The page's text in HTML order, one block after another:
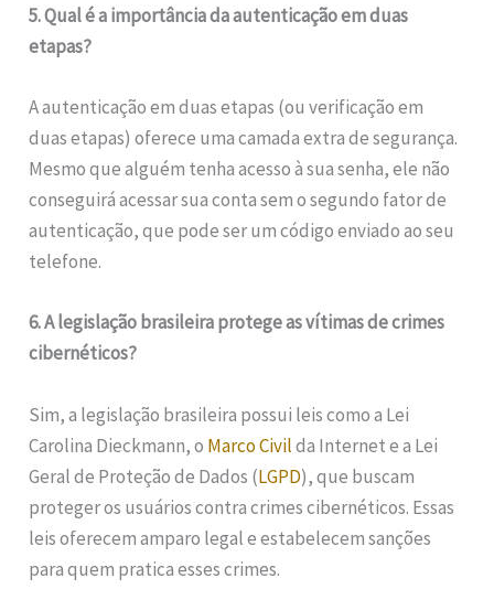
5. Qual é a importância da autenticação em duas
etapas?
A autenticação em duas etapas (ou verificação em
duas etapas) oferece uma camada extra de segurança.
Mesmo que alguém tenha acesso à sua senha, ele não
conseguirá acessar sua conta sem o segundo fator de
autenticação, que pode ser um código enviado ao seu
telefone.
6. A legislação brasileira protege as vítimas de crimes
cibernéticos?
Sim, a legislação brasileira possui leis como a Lei
Carolina Dieckmann, o Marco Civilda Internet e a Lei
Geral de Proteção de Dados (LGPD), que buscam
proteger os usuários contra crimes cibernéticos. Essas
leis oferecem amparo legal e estabelecem sanções
para quem pratica esses crimes.